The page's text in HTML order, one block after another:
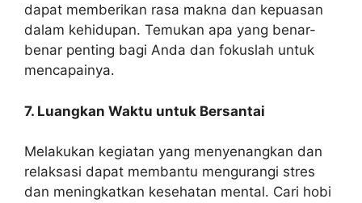
dapat memberikan rasa makna dan kepuasan
dalam kehidupan. Temukan apa yang benar-
benar penting bagi Anda dan fokuslah untuk
mencapainya.
7. Luangkan Waktu untuk Bersantai
Melakukan kegiatan yang menyenangkan dan
relaksasi dapat membantu mengurangi stres
dan meningkatkan kesehatan mental. Cari hobi